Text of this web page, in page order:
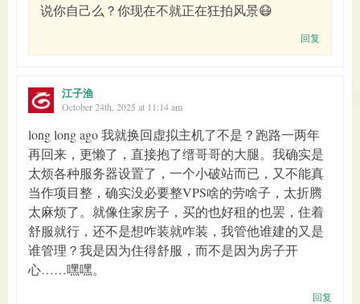
说你自己么？你现在不就正在狂拍风景😷
回复
江子渔
October 24th, 2025 at 11:14 am
long long ago 我就换回虚拟主机了不是？跑路一两年
再回来，更懒了，直接抱了缙哥哥的大腿。我确实是
太烦各种服务器设置了，一个小破站而已，又不能真
当作项目整，确实没必要整VPS啥的劳啥子，太折腾
太麻烦了。就像住家房子，买的也好租的也罢，住着
舒服就行，还不是想咋装就咋装，我管他谁建的又是
谁管理？我是因为住得舒服，而不是因为房子开
心……嘿嘿。
回复